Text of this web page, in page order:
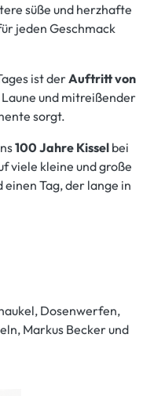
süße und herzhafte
jeden Geschmack
ist derAuftritt von
und mitreißender
sorgt.
100 Jahre Kissel bei
viele kleine und große
Tag, der lange in
Dosenwerfen,
Markus Becker und